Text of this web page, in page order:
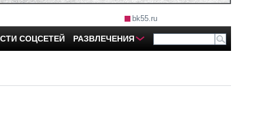
bk55.ru
СОЦСЕТЕЙ РАЗВЛЕЧЕНИЯ